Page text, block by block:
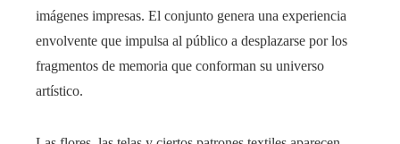
imágenes impresas. El conjunto genera una experiencia
envolvente que impulsa al público a desplazarse por los
fragmentos de memoria que conforman su universo
artístico.